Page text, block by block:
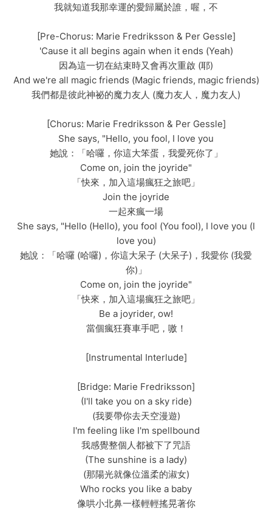
我就知道我那幸運的愛歸屬於誰，喔，不
[Pre-Chorus: Marie Fredriksson & Per Gessle]
'Cause it all begins again when it ends (Yeah)
因為這一切在結束時又會再次重啟 (耶)
And we're all magic friends (Magic friends, magic friends)
我們都是彼此神祕的魔力友人 (魔力友人，魔力友人)
[Chorus: Marie Fredriksson & Per Gessle]
She says, "Hello, you fool, I love you
她說：「哈囉，你這大笨蛋，我愛死你了」
Come on, join the joyride"
「快來，加入這場瘋狂之旅吧」
Join the joyride
一起來瘋一場
She says, "Hello (Hello), you fool (You fool), I love you (I
love you)
她說：「哈囉 (哈囉)，你這大呆子 (大呆子)，我愛你 (我愛
你)」
Come on, join the joyride"
「快來，加入這場瘋狂之旅吧」
Be a joyrider, ow!
當個瘋狂賽車手吧，嗷！
[Instrumental Interlude]
[Bridge: Marie Fredriksson]
(I'll take you on a sky ride)
(我要帶你去天空漫遊)
I'm feeling like I'm spellbound
我感覺整個人都被下了咒語
(The sunshine is a lady)
(那陽光就像位溫柔的淑女)
Who rocks you like a baby
像哄小北鼻一樣輕輕搖晃著你